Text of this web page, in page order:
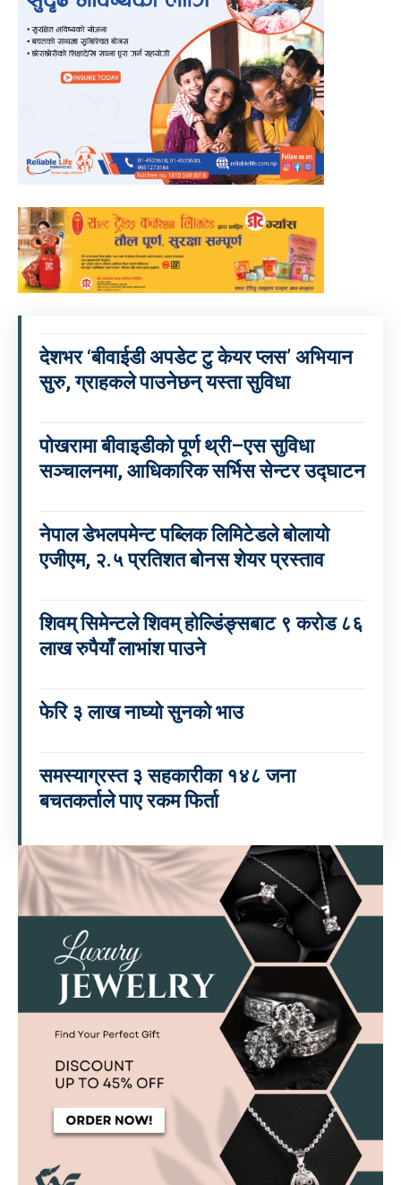
देशभर ‘बीवाईडी अपडेट टु केयर प्लस’ अभियान
सुरु, ग्राहकले पाउनेछन् यस्ता सुविधा
पोखरामा बीवाइडीको पूर्ण थ्री–एस सुविधा
सञ्चालनमा, आधिकारिक सर्भिस सेन्टर उद्घाटन
नेपाल डेभलपमेन्ट पब्लिक लिमिटेडले बोलायो
एजीएम, २.५ प्रतिशत बोनस शेयर प्रस्ताव
शिवम् सिमेन्टले शिवम् होल्डिंङ्सबाट ९ करोड ८६
लाख रुपैयाँ लाभांश पाउने
फेरि ३ लाख नाघ्यो सुनको भाउ
समस्याग्रस्त ३ सहकारीका १४८ जना
बचतकर्ताले पाए रकम फिर्ता